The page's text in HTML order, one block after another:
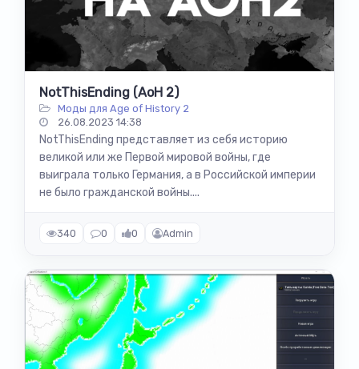
NotThisEnding (AoH 2)
Моды для Age of History 2
26.08.2023 14:38
NotThisEnding представляет из себя историю
великой или же Первой мировой войны, где
выиграла только Германия, а в Российской империи
не было гражданской войны....
340 0 0 Admin